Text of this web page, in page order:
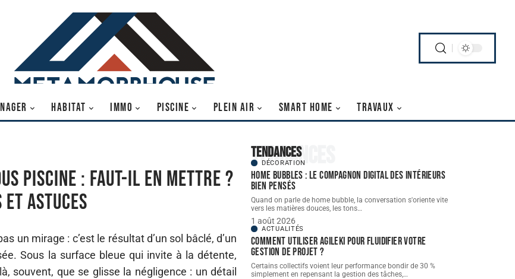
HABITAT IMMO PISCINE PLEIN AIR SMART HOME TRAVAUX
piscine : faut-il en mettre ?
et astuces
un mirage : c’est le résultat d’un sol bâclé, d’un
Sous la surface bleue qui invite à la détente,
souvent, que se glisse la négligence : un détail
Tendances
Tendances
DÉCORATION
Home bubbles : le compagnon digital des intérieurs
bien pensés
Quand on parle de home bubble, la conversation s'oriente vite
vers les matières douces, les tons…
1 août 2026
ACTUALITÉS
Comment utiliser Agileki pour fluidifier votre
gestion de projet ?
Certains collectifs voient leur performance bondir de 30 %
simplement en repensant la gestion des tâches,…